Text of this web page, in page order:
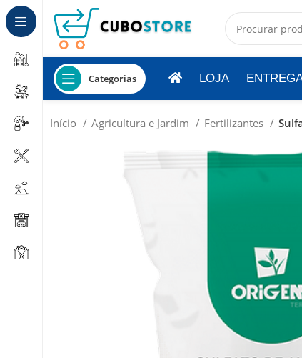
Categorias LOJA
Início Agricultura e Jardim Fertilizantes